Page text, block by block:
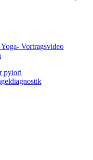
Vortragsvideo
pylori